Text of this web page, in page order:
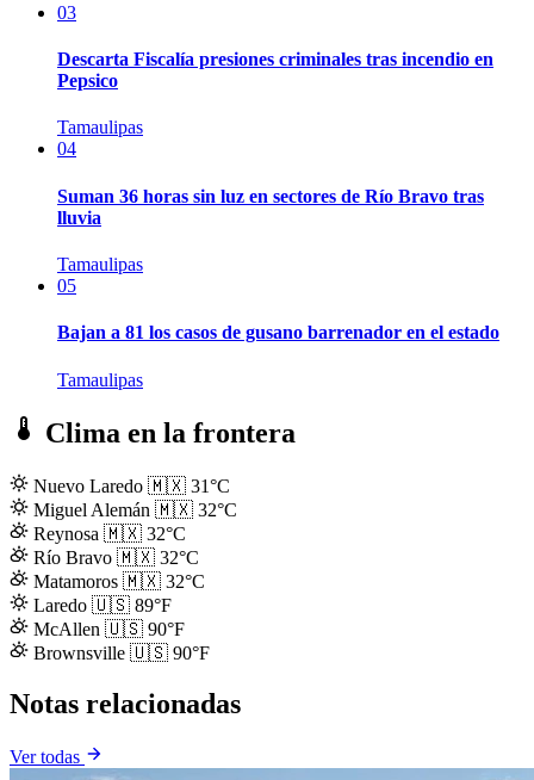
03
Descarta Fiscalía presiones criminales tras incendio en
Pepsico
Tamaulipas
04
Suman 36 horas sin luz en sectores de Río Bravo tras
lluvia
Tamaulipas
05
Bajan a 81 los casos de gusano barrenador en el estado
Tamaulipas
Clima en la frontera
Nuevo Laredo 🇲🇽 31°C
Miguel Alemán 🇲🇽 32°C
Reynosa 🇲🇽 32°C
Río Bravo 🇲🇽 32°C
Matamoros 🇲🇽 32°C
Laredo 🇺🇸 89°F
McAllen 🇺🇸 90°F
Brownsville 🇺🇸 90°F
Notas relacionadas
Ver todas